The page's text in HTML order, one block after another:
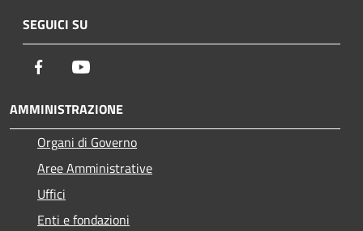
SEGUICI SU
Facebook
AMMINISTRAZIONE
Organi di Governo
Aree Amministrative
Uffici
Enti e fondazioni